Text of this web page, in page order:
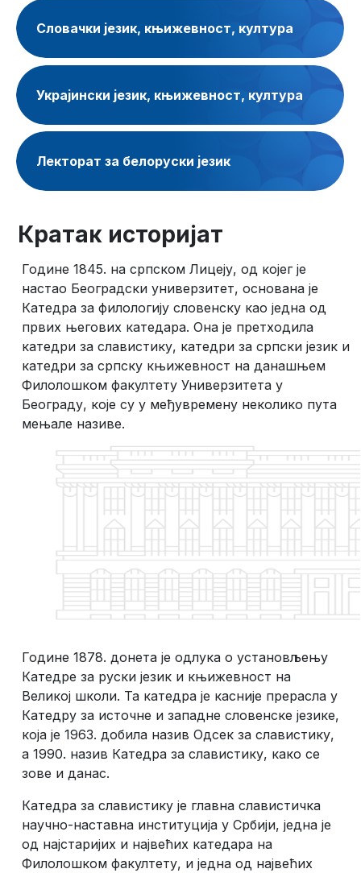
Словачки језик, књижевност, култура
Украјински језик, књижевност, култура
Лекторат за белоруски језик
Кратак историјат
Године 1845. на српском Лицеју, од којег је
настао Београдски универзитет, основана је
Катедра за филологију словенску као једна од
првих његових катедара. Она је претходила
катедри за славистику, катедри за српски језик и
катедри за српску књижевност на данашњем
Филолошком факултету Универзитета у
Београду, које су у међувремену неколико пута
мењале називе.
Године 1878. донета је одлука о установљењу
Катедре за руски језик и књижевност на
Великој школи. Та катедра је касније прерасла у
Катедру за источне и западне словенске језике,
која је 1963. добила назив Одсек за славистику,
а 1990. назив Катедра за славистику, како се
зове и данас.
Катедра за славистику је главна славистичка
научно-наставна институција у Србији, једна је
од најстаријих и највећих катедара на
Филолошком факултету, и једна од највећих